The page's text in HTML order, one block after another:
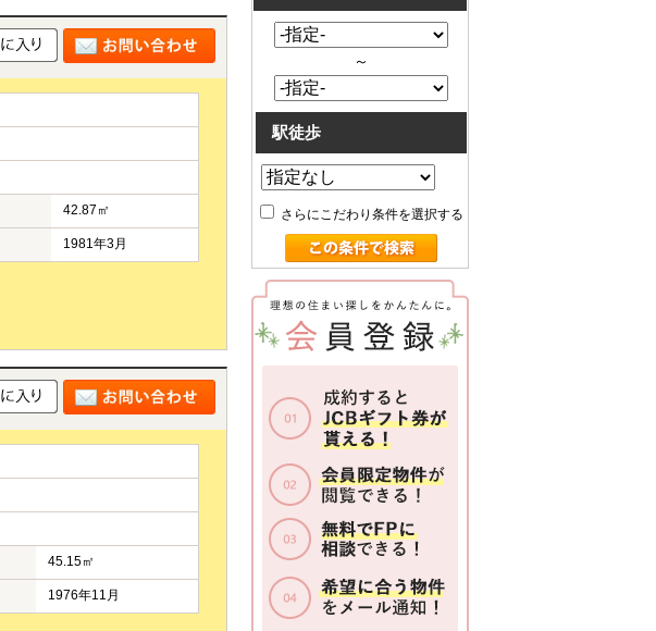
42.87㎡
1981年3月
45.15㎡
1976年11月
～
駅徒歩
さらにこだわり条件を選択する